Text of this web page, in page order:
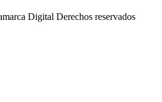
Digital Derechos reservados